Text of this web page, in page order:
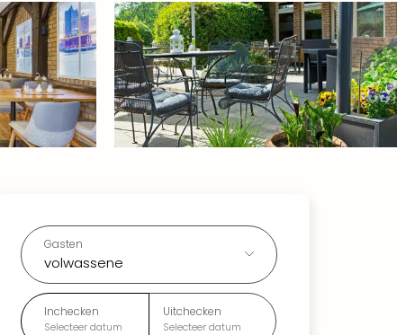
Gasten
volwassene
Inchecken
Selecteer datum
Uitchecken
Selecteer datum